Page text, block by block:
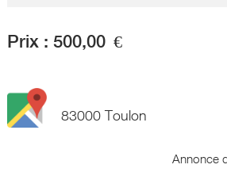
Prix : 500,00 €
83000 Toulon
Annonce